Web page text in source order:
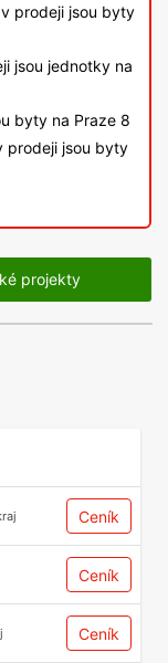
v prodeji jsou byty
jsou jednotky na
byty na Praze 8
prodeji jsou byty
projekty
Ceník
Ceník
Ceník